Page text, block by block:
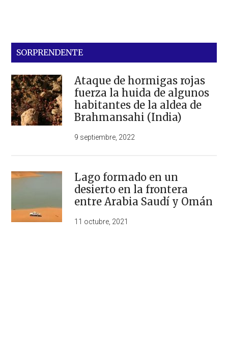
SORPRENDENTE
Ataque de hormigas rojas
fuerza la huida de algunos
habitantes de la aldea de
Brahmansahi (India)
9 septiembre, 2022
Lago formado en un
desierto en la frontera
entre Arabia Saudí y Omán
11 octubre, 2021